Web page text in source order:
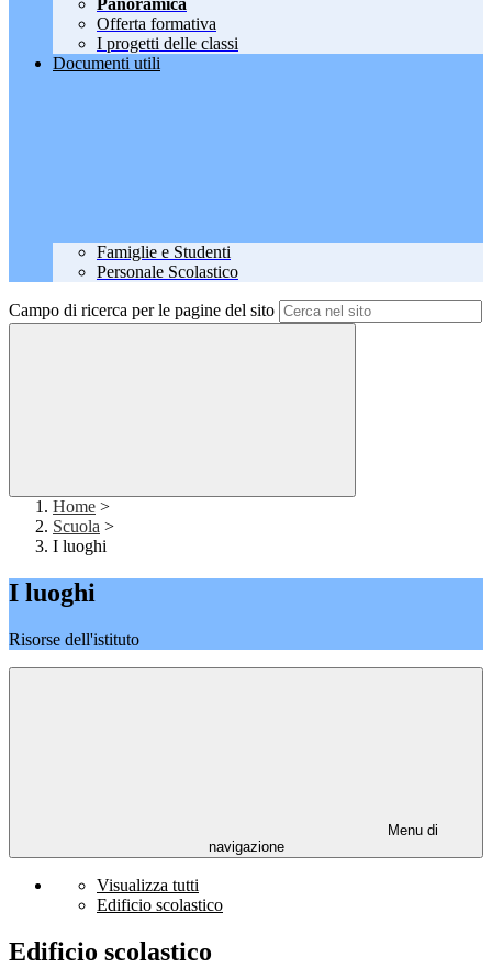
Panoramica
Offerta formativa
I progetti delle classi
Documenti utili
Famiglie e Studenti
Personale Scolastico
Campo di ricerca per le pagine del sito
Home >
Scuola >
I luoghi
I luoghi
Risorse dell'istituto
Menu di
navigazione
Visualizza tutti
Edificio scolastico
Edificio scolastico